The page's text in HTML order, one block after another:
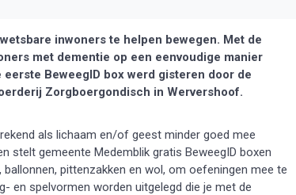
inwoners te helpen bewegen. Met de
met dementie op een eenvoudige manier
BeweegID box werd gisteren door de
Zorgboergondisch in Wervershoof.
als lichaam en/of geest minder goed mee
stelt gemeente Medemblik gratis BeweegID boxen
pittenzakken en wol, om oefeningen mee te
en spelvormen worden uitgelegd die je met de